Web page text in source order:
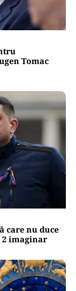
Tomac
care nu duce
2 imaginar